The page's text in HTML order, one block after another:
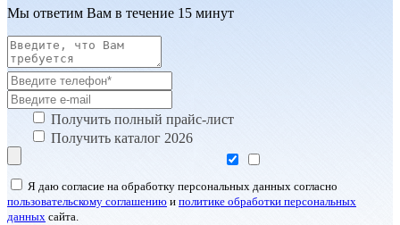
Мы ответим Вам в течение 15 минут
Получить полный прайс-лист
Получить каталог 2026
Я даю согласие на обработку персональных данных согласно
пользовательскому соглашению и политике обработки персональных
данных сайта.